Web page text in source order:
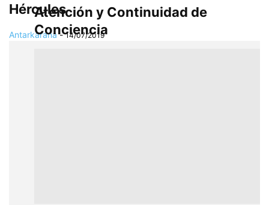
Atención y Continuidad de
Conciencia
Hércules
Antarkarana - 14/07/2019